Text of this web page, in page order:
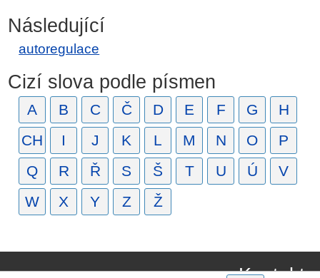
Následující
autoregulace
Cizí slova podle písmen
A B C Č D E F G
H
CH
I J K L M N O
P
Q
R Ř S Š T U Ú
V
W
X Y Z Ž